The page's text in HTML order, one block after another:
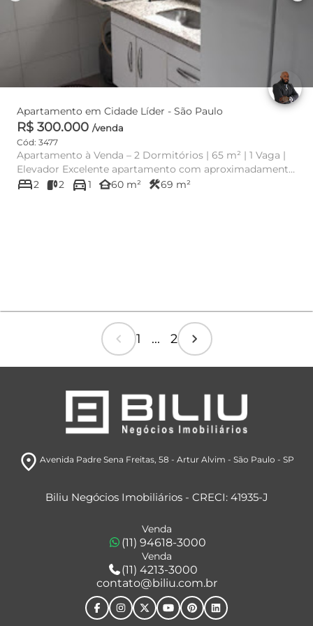
Apartamento em Cidade Líder - São Paulo
R$ 300.000 /venda
Cód: 3477
Apartamento à Venda – 2 Dormitórios | 65 m² | 1 Vaga |
Elevador Excelente apartamento com aproximadamente
65 m², muito ...
bed2 2 directions_car1 other_houses60 m² construction69 m²
chevron_left 1 ... 2 chevron_right
room Avenida Padre Sena Freitas, 58 - Artur Alvim - São Paulo - SP
Biliu Negócios Imobiliários - CRECI: 41935-J
Venda
(11) 94618-3000
Venda
(11) 4213-3000
contato@biliu.com.br